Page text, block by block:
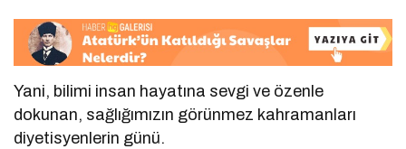
Yani, bilimi insan hayatına sevgi ve özenle
dokunan, sağlığımızın görünmez kahramanları
diyetisyenlerin günü.